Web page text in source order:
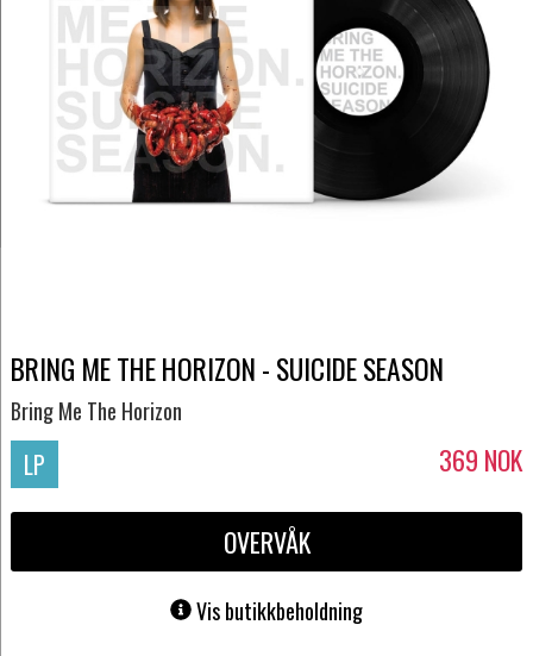
BRING ME THE HORIZON - SUICIDE SEASON
Bring Me The Horizon
LP 369 NOK
OVERVÅK
Vis butikkbeholdning